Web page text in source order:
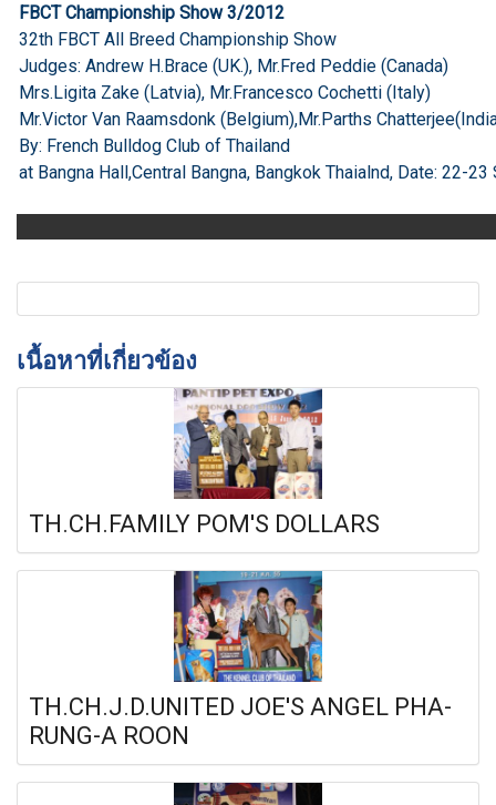
FBCT Championship Show 3/2012
32th FBCT All Breed Championship Show
Judges: Andrew H.Brace (UK.), Mr.Fred Peddie (Canada)
Mrs.Ligita Zake (Latvia), Mr.Francesco Cochetti (Italy)
Mr.Victor Van Raamsdonk (Belgium),Mr.Parths
By: French Bulldog Club of Thailand
at Bangna Hall,Central Bangna, Bangkok Thaialnd, Date: 22-23
เนื้อหาที่เกี่ยวข้อง
TH.CH.FAMILY POM'S DOLLARS
TH.CH.J.D.UNITED JOE'S ANGEL PHA-
RUNG-A ROON